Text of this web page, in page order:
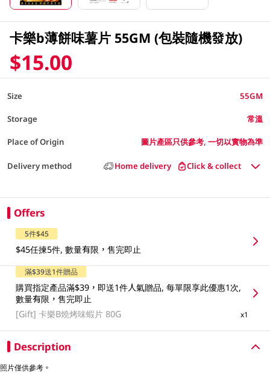
卡樂b薄餅味薯片 55GM (包裝隨機發放)
$15.00
Size 55GM
Storage 常溫
Place of Origin 圖片產區只供參考, 一切以實物為準
Delivery method Home delivery Click & collect
Offers
5件$45
$45任揀5件, 數量有限，售完即止
滿$39送1件贈品
購買指定產品滿$39，即送1件人氣贈品, 每單限享此優惠1次,
數量有限，售完即止
[Gift]卡樂B燒烤味蝦片 80G x1
Description
照片僅供參考。